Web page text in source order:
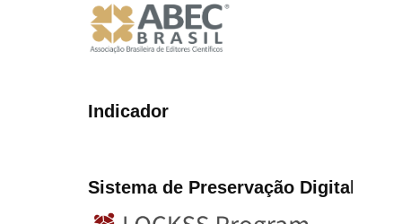
Indicador
Sistema de Preservação Digital